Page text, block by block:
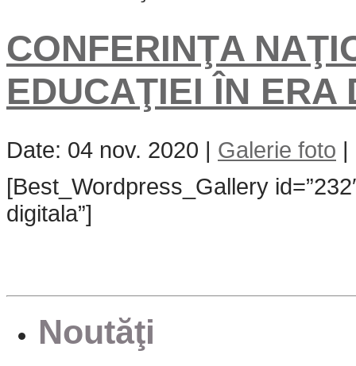
CONFERINŢA
EDUCAŢIEI ÎN ERA
Date: 04 nov. 2020 | Galerie foto |
[Best_Wordpress_Gallery
digitala”]
Noutăţi